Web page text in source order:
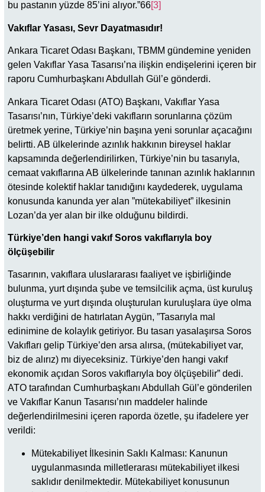
bu pastanın yüzde 85’ini alıyor.”66[3]
Vakıflar Yasası, Sevr Dayatmasıdır!
Ankara Ticaret Odası Başkanı, TBMM gündemine yeniden
gelen Vakıflar Yasa Tasarısı’na ilişkin endişelerini içeren bir
raporu Cumhurbaşkanı Abdullah Gül’e gönderdi.
Ankara Ticaret Odası (ATO) Başkanı, Vakıflar Yasa
Tasarısı’nın, Türkiye’deki vakıfların sorunlarına çözüm
üretmek yerine, Türkiye’nin başına yeni sorunlar açacağını
belirtti. AB ülkelerinde azınlık hakkının bireysel haklar
kapsamında değerlendirilirken, Türkiye’nin bu tasarıyla,
cemaat vakıflarına AB ülkelerinde tanınan azınlık haklarının
ötesinde kolektif haklar tanıdığını kaydederek, uygulama
konusunda kanunda yer alan ”mütekabiliyet” ilkesinin
Lozan’da yer alan bir ilke olduğunu bildirdi.
Türkiye’den hangi vakıf Soros vakıflarıyla boy
ölçüşebilir
Tasarının, vakıflara uluslararası faaliyet ve işbirliğinde
bulunma, yurt dışında şube ve temsilcilik açma, üst kuruluş
oluşturma ve yurt dışında oluşturulan kuruluşlara üye olma
hakkı verdiğini de hatırlatan Aygün, ”Tasarıyla mal
edinimine de kolaylık getiriyor. Bu tasarı yasalaşırsa Soros
Vakıfları gelip Türkiye’den arsa alırsa, (mütekabiliyet var,
biz de alırız) mı diyeceksiniz. Türkiye’den hangi vakıf
ekonomik açıdan Soros vakıflarıyla boy ölçüşebilir” dedi.
ATO tarafından Cumhurbaşkanı Abdullah Gül’e gönderilen
ve Vakıflar Kanun Tasarısı’nın maddeler halinde
değerlendirilmesini içeren raporda özetle, şu ifadelere yer
verildi:
Mütekabiliyet İlkesinin Saklı Kalması: Kanunun
uygulanmasında milletlerarası mütekabiliyet ilkesi
saklıdır denilmektedir. Mütekabiliyet konusunun